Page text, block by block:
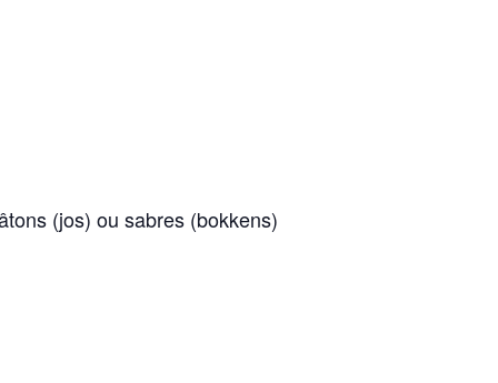
(jos) ou sabres (bokkens)